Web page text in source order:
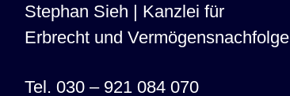
Stephan Sieh | Kanzlei für
Erbrecht und Vermögensnachfolge
Tel. 030 – 921 084 070